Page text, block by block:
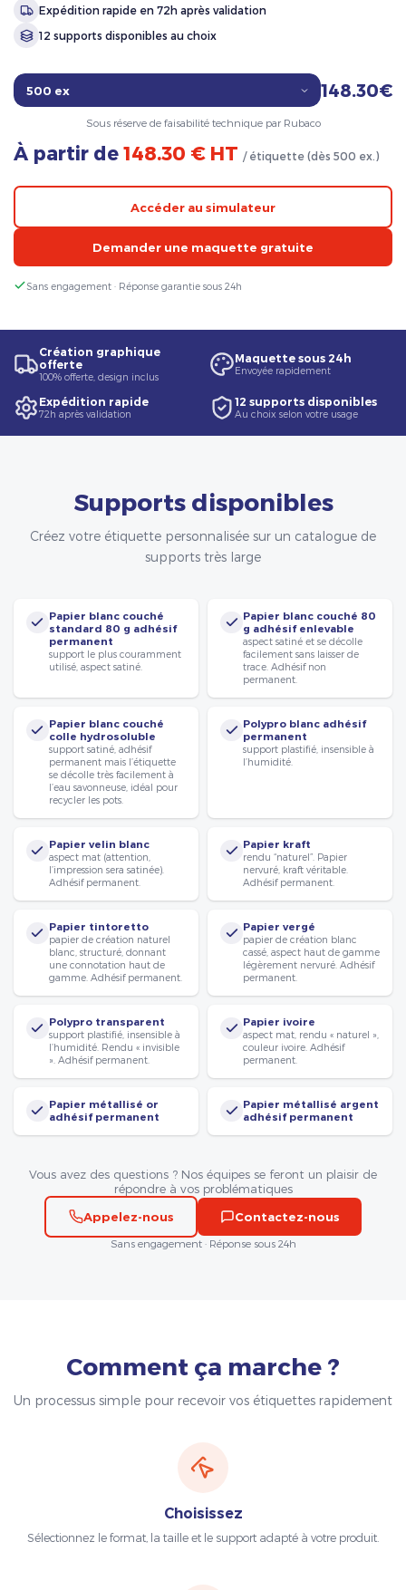
Expédition rapide en 72h après validation
12 supports disponibles au choix
148.30€
Sous réserve de faisabilité technique par Rubaco
À partir de 148.30 € HT / étiquette (dès 500 ex.)
Accéder au simulateur
Demander une maquette gratuite
Sans engagement · Réponse garantie sous 24h
Création graphique
offerte
100% offerte, design inclus
Maquette sous 24h
Envoyée rapidement
Expédition rapide
72h après validation
12 supports disponibles
Au choix selon votre usage
Supports disponibles
Créez votre étiquette personnalisée sur un catalogue de
supports très large
Papier blanc couché
standard 80 g adhésif
permanent
support le plus couramment
utilisé, aspect satiné.
Papier blanc couché 80
g adhésif enlevable
aspect satiné et se décolle
facilement sans laisser de
trace. Adhésif non
permanent.
Papier blanc couché
colle hydrosoluble
support satiné, adhésif
permanent mais l’étiquette
se décolle très facilement à
l’eau savonneuse, idéal pour
recycler les pots.
Polypro blanc adhésif
permanent
support plastifié, insensible à
l’humidité.
Papier velin blanc
aspect mat (attention,
l’impression sera satinée).
Adhésif permanent.
Papier kraft
rendu “naturel”. Papier
nervuré, kraft véritable.
Adhésif permanent.
Papier tintoretto
papier de création naturel
blanc, structuré, donnant
une connotation haut de
gamme. Adhésif permanent.
Papier vergé
papier de création blanc
cassé, aspect haut de gamme
légèrement nervuré. Adhésif
permanent.
Polypro transparent
support plastifié, insensible à
l’humidité. Rendu « invisible
». Adhésif permanent.
Papier ivoire
aspect mat, rendu « naturel »,
couleur ivoire. Adhésif
permanent.
Papier métallisé or
adhésif permanent
Papier métallisé argent
adhésif permanent
Vous avez des questions ? Nos équipes se feront un plaisir de
répondre à vos problématiques
Appelez-nous
Contactez-nous
Sans engagement · Réponse sous 24h
Comment ça marche ?
Un processus simple pour recevoir vos étiquettes rapidement
Choisissez
Sélectionnez le format, la taille et le support adapté à votre produit.